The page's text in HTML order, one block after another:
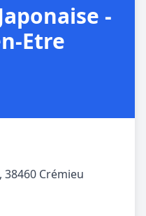
-
Etre
38460 Crémieu